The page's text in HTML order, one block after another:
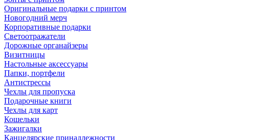
Оригинальные подарки с принтом
Новогодний мерч
Корпоративные подарки
Светоотражатели
Дорожные органайзеры
Визитницы
Настольные аксессуары
Папки, портфели
Антистрессы
Чехлы для пропуска
Подарочные книги
Чехлы для карт
Кошельки
Зажигалки
Канцелярские принадлежности